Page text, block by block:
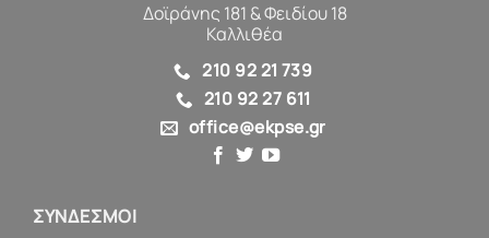
Δοϊράνης 181 & Φειδίου 18
Καλλιθέα
210 92 21 739
210 92 27 611
office@ekpse.gr
ΣΥΝΔΕΣΜΟΙ